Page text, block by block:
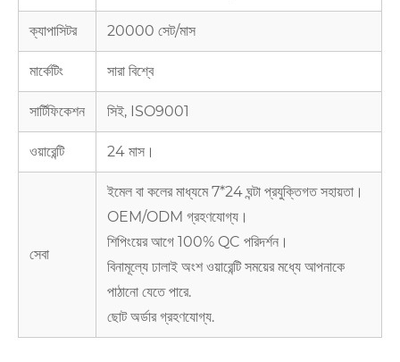
ক্যাপাসিটর 20000 সেট/মাস
মার্কেটিং সারা বিশ্বে
সার্টিফিকেশন সিই, ISO9001
ওয়ারেন্টি 24 মাস।
সেবা
ইমেল বা কলের মাধ্যমে 7*24 ঘন্টা প্রযুক্তিগত সহায়তা।
OEM/ODM গ্রহণযোগ্য।
শিপিংয়ের আগে 100% QC পরিদর্শন।
বিনামূল্যে ঢালাই অংশ ওয়ারেন্টি সময়ের মধ্যে আপনাকে
পাঠানো যেতে পারে.
ছোট অর্ডার গ্রহণযোগ্য.